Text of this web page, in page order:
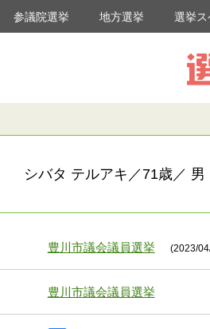
参議院選挙 地方選挙 選挙
シバタ テルアキ／71歳／ 男
豊川市議会議員選挙 (2023/
豊川市議会議員選挙